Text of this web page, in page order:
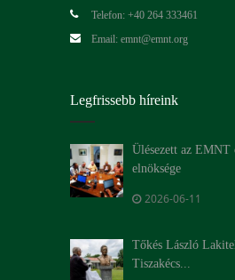
Telefon: +40 264 333461
Email: emnt@emnt.org
Legfrissebb híreink
Ülésezett az EMNT
elnöksége
2026-06-11
Tőkés László
Tiszakécs...